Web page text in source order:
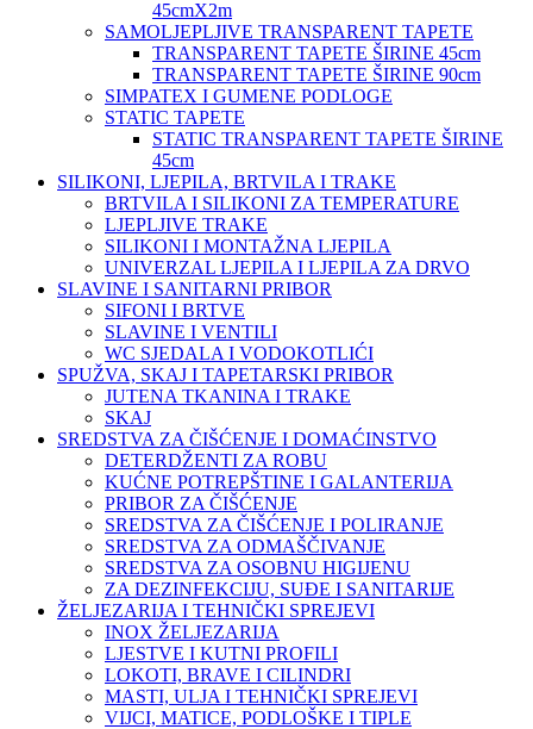
45cmX2m
SAMOLJEPLJIVE TRANSPARENT TAPETE
TRANSPARENT TAPETE ŠIRINE 45cm
TRANSPARENT TAPETE ŠIRINE 90cm
SIMPATEX I GUMENE PODLOGE
STATIC TAPETE
STATIC TRANSPARENT TAPETE ŠIRINE
45cm
SILIKONI, LJEPILA, BRTVILA I TRAKE
BRTVILA I SILIKONI ZA TEMPERATURE
LJEPLJIVE TRAKE
SILIKONI I MONTAŽNA LJEPILA
UNIVERZAL LJEPILA I LJEPILA ZA DRVO
SLAVINE I SANITARNI PRIBOR
SIFONI I BRTVE
SLAVINE I VENTILI
WC SJEDALA I VODOKOTLIĆI
SPUŽVA, SKAJ I TAPETARSKI PRIBOR
JUTENA TKANINA I TRAKE
SKAJ
SREDSTVA ZA ČIŠĆENJE I DOMAĆINSTVO
DETERDŽENTI ZA ROBU
KUĆNE POTREPŠTINE I GALANTERIJA
PRIBOR ZA ČIŠĆENJE
SREDSTVA ZA ČIŠĆENJE I POLIRANJE
SREDSTVA ZA ODMAŠČIVANJE
SREDSTVA ZA OSOBNU HIGIJENU
ZA DEZINFEKCIJU, SUĐE I SANITARIJE
ŽELJEZARIJA I TEHNIČKI SPREJEVI
INOX ŽELJEZARIJA
LJESTVE I KUTNI PROFILI
LOKOTI, BRAVE I CILINDRI
MASTI, ULJA I TEHNIČKI SPREJEVI
VIJCI, MATICE, PODLOŠKE I TIPLE